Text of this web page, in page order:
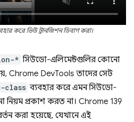
করে ভিউ ট্রানজিশন ডিবাগ করা।
* সিউডো-এলিমেন্টগুলির কোনো
Chrome DevTools তাদের সেট
class ব্যবহার করে এমন সিউডো-
নিয়ম প্রকাশ করত না। Chrome 139
করা হয়েছে, যেখানে এই